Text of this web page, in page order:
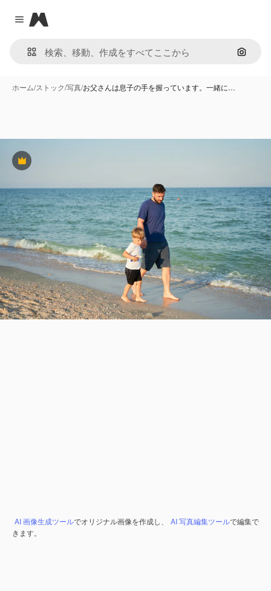
Close menu
Magnific
画像で
ホーム/ストック/写真/お父さんは息子の手を握っています。一緒に…
Premium
AI 画像生成ツールでオリジナル画像を作成し、 AI 写真編集ツールで編集で
きます。